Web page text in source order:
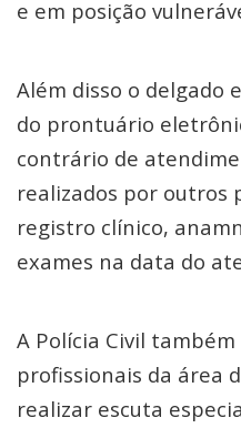
e em posição
Além disso o delgado
do prontuário
contrário de
realizados por outros
registro clínico,
exames na data do
A Polícia Civil
profissionais da área
realizar escuta